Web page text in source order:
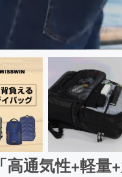
「高通気性+軽